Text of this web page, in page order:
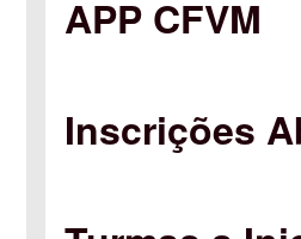
APP CFVM
Inscrições